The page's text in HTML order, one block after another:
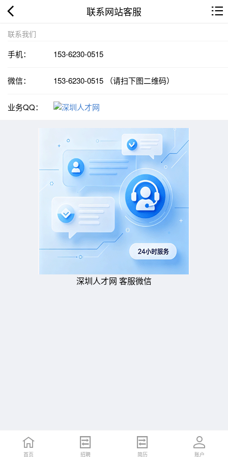
联系网站客服
联系我们
手机： 153-6230-0515
微信： 153-6230-0515 （请扫下图二维码）
业务QQ：
深圳人才网 客服微信
首页 招聘 简历 账户